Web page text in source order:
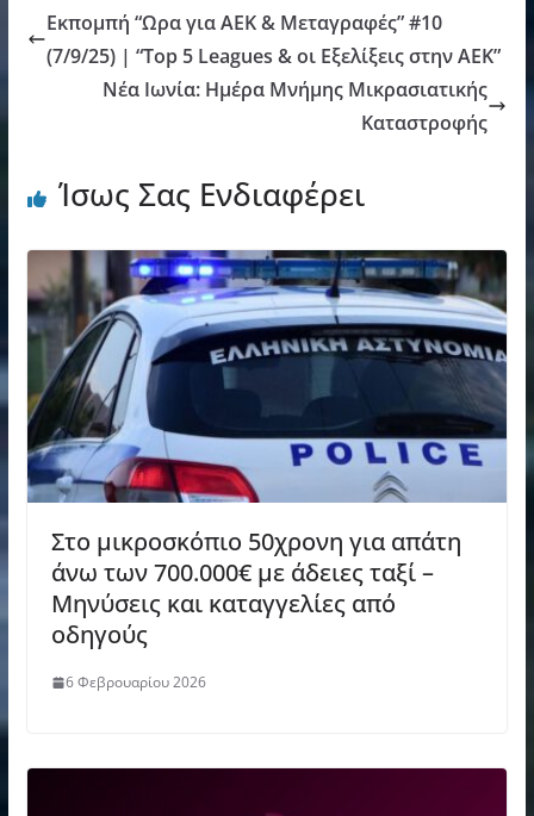
Εκπομπή “Ωρα για ΑΕΚ & Μεταγραφές” #10
(7/9/25) | “Top 5 Leagues & οι Εξελίξεις στην ΑΕΚ”
Νέα Ιωνία: Ημέρα Μνήμης Μικρασιατικής
Καταστροφής
Ίσως Σας Ενδιαφέρει
Στο μικροσκόπιο 50χρονη για απάτη
άνω των 700.000€ με άδειες ταξί –
Μηνύσεις και καταγγελίες από
οδηγούς
6 Φεβρουαρίου 2026